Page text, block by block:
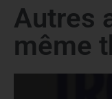
Autres
même